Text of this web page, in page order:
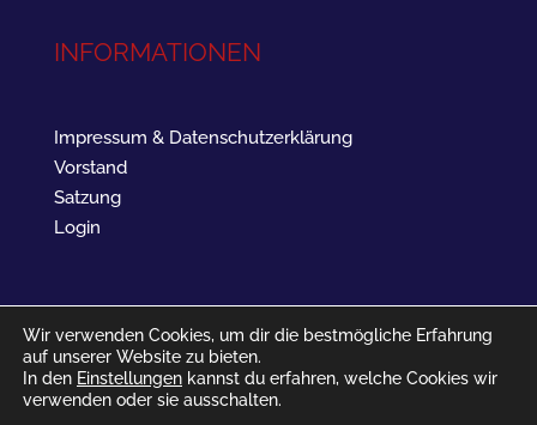
INFORMATIONEN
Impressum & Datenschutzerklärung
Vorstand
Satzung
Login
Wir verwenden Cookies, um dir die bestmögliche Erfahrung
auf unserer Website zu bieten.
In den Einstellungen kannst du erfahren, welche Cookies wir
verwenden oder sie ausschalten.